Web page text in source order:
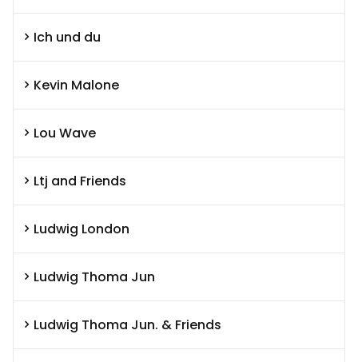
Ich und du
Kevin Malone
Lou Wave
Ltj and Friends
Ludwig London
Ludwig Thoma Jun
Ludwig Thoma Jun. & Friends